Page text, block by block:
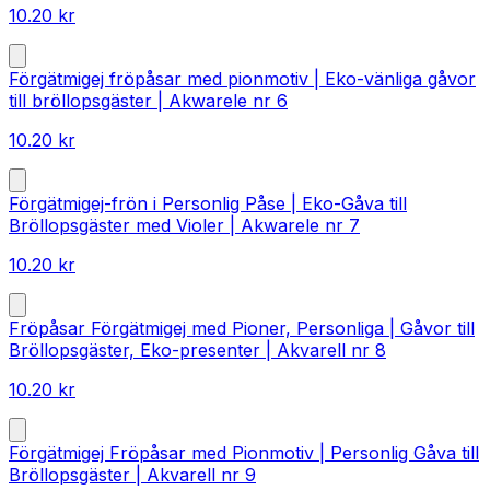
10.20 kr
Förgätmigej fröpåsar med pionmotiv | Eko-vänliga gåvor
till bröllopsgäster | Akwarele nr 6
10.20 kr
Förgätmigej-frön i Personlig Påse | Eko-Gåva till
Bröllopsgäster med Violer | Akwarele nr 7
10.20 kr
Fröpåsar Förgätmigej med Pioner, Personliga | Gåvor till
Bröllopsgäster, Eko-presenter | Akvarell nr 8
10.20 kr
Förgätmigej Fröpåsar med Pionmotiv | Personlig Gåva till
Bröllopsgäster | Akvarell nr 9